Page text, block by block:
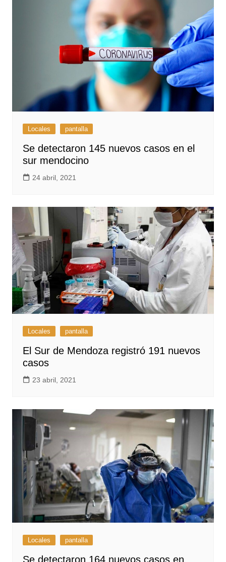
Locales pantalla
Se detectaron 145 nuevos casos en el
sur mendocino
24 abril, 2021
Locales pantalla
El Sur de Mendoza registró 191 nuevos
casos
23 abril, 2021
Locales pantalla
Se detectaron 164 nuevos casos en